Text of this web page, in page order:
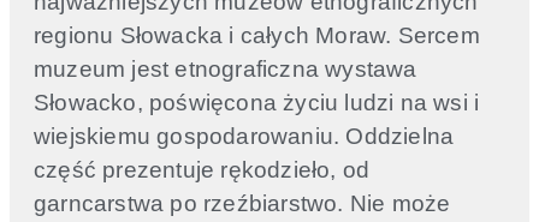
regionu Słowacka i całych Moraw. Sercem
muzeum jest etnograficzna wystawa
Słowacko, poświęcona życiu ludzi na wsi i
wiejskiemu gospodarowaniu. Oddzielna
część prezentuje rękodzieło, od
garncarstwa po rzeźbiarstwo. Nie może